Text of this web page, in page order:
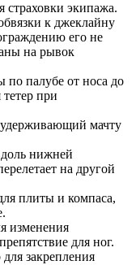
страховки экипажа.
к джеклайну
его не
на рывок
палубе от носа до
при
удерживающий мачту
нижней
на другой
плиты и компаса,
изменения
для ног.
закрепления